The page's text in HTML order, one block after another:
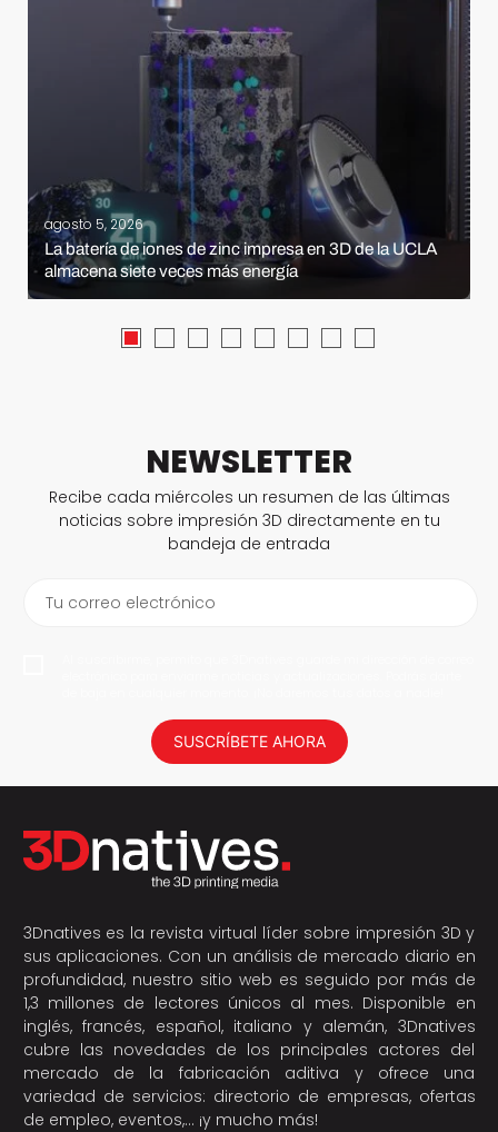
agosto 5, 2026
La batería de iones de zinc impresa en 3D de la UCLA
almacena siete veces más energía
NEWSLETTER
Recibe cada miércoles un resumen de las últimas
noticias sobre impresión 3D directamente en tu
bandeja de entrada
Tu correo electrónico
SUSCRÍBETE AHORA
3Dnatives es la revista virtual líder sobre impresión 3D y
sus aplicaciones. Con un análisis de mercado diario en
profundidad, nuestro sitio web es seguido por más de
1,3 millones de lectores únicos al mes. Disponible en
inglés, francés, español, italiano y alemán, 3Dnatives
cubre las novedades de los principales actores del
mercado de la fabricación aditiva y ofrece una
variedad de servicios: directorio de empresas, ofertas
de empleo, eventos,… ¡y mucho más!